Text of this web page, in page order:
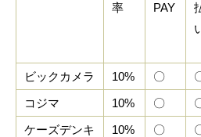
率
PAY
ビックカメラ
10% 〇
コジマ
10% 〇
ケーズデンキ
10% 〇